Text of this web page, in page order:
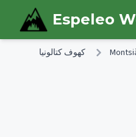
Skip to main content
Espeleo
كهوف كتالونيا